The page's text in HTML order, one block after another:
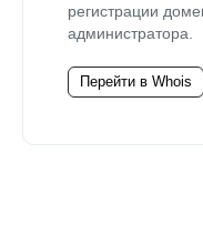
регистрации
администратора.
Перейти в Whois